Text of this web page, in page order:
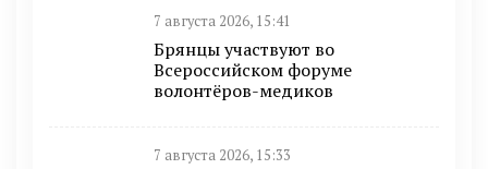
7 августа 2026, 15:41
Брянцы участвуют во
Всероссийском форуме
волонтёров-медиков
7 августа 2026, 15:33